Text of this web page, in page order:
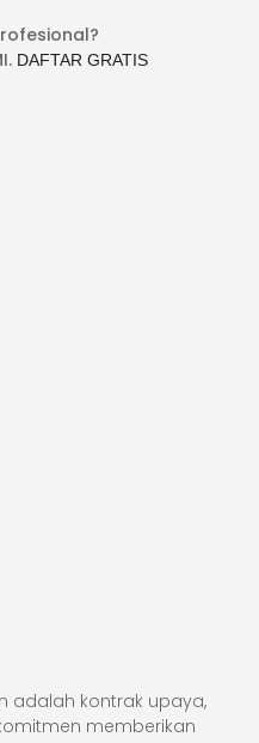
DAFTAR GRATIS
adalah kontrak upaya,
memberikan